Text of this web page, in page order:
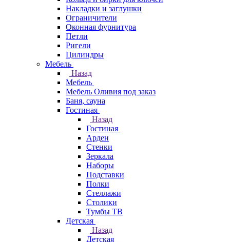
Накладки и заглушки
Ограничители
Оконная фурнитура
Петли
Ригели
Цилиндры
Мебель
Назад
Мебель
Мебель Оливия под заказ
Баня, сауна
Гостиная
Назад
Гостиная
Арден
Стенки
Зеркала
Наборы
Подставки
Полки
Стеллажи
Столики
Тумбы ТВ
Детская
Назад
Детская